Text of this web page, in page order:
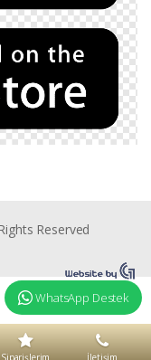
Reserved
WhatsApp Destek
Siparişlerim İletişim